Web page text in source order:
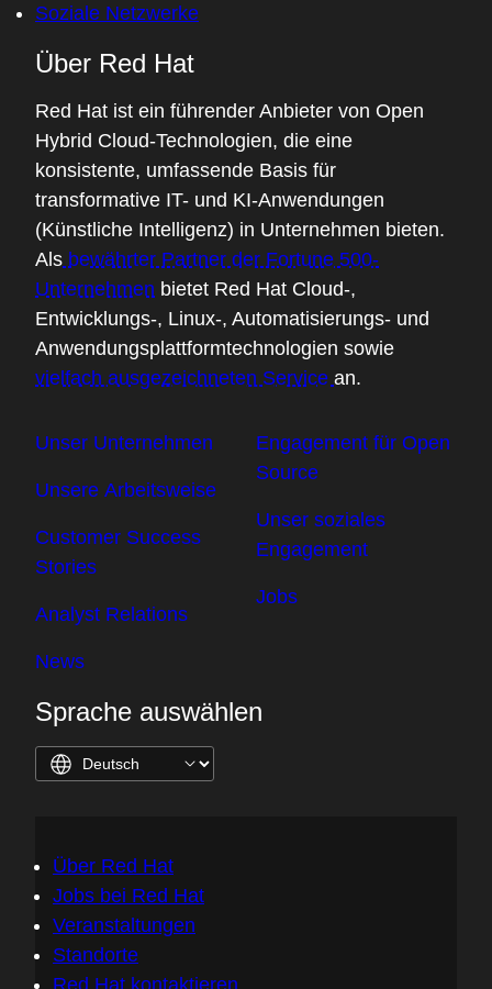
Soziale Netzwerke
Über Red Hat
Red Hat ist ein führender Anbieter von Open
Hybrid Cloud-Technologien, die eine
konsistente, umfassende Basis für
transformative IT- und KI-Anwendungen
(Künstliche Intelligenz) in Unternehmen bieten.
Als bewährter Partner der Fortune 500-
Unternehmen bietet Red Hat Cloud-,
Entwicklungs-, Linux-, Automatisierungs- und
Anwendungsplattformtechnologien sowie
vielfach ausgezeichneten Service an.
Unser Unternehmen
Unsere Arbeitsweise
Customer Success
Stories
Analyst Relations
News
Engagement für Open
Source
Unser soziales
Engagement
Jobs
Sprache auswählen
Über Red Hat
Jobs bei Red Hat
Veranstaltungen
Standorte
Red Hat kontaktieren